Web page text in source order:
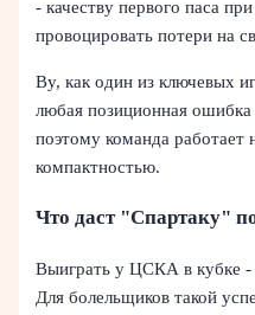
- качеству первого паса
провоцировать потери на
Ву, как один из ключевых
любая позиционная
поэтому команда работает
компактностью.
Что даст "Спартаку"
Выиграть у ЦСКА в кубке -
Для болельщиков такой